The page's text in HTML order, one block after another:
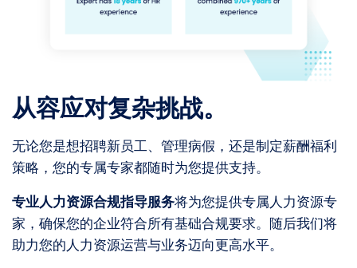
从容应对复杂挑战。
无论您是想招聘新员工、管理病假，还是制定薪酬福利
策略，您的专属专家都随时为您提供支持。
专业人力资源合规指导服务将为您提供专属人力资源专
家，确保您的企业符合所有基础合规要求。随后我们将
助力您的人力资源运营与业务迈向更高水平。